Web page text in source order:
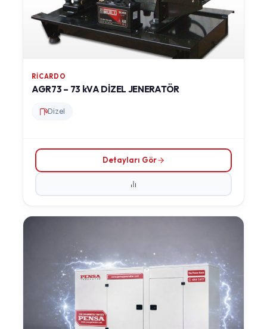
RICARDO
AGR73 – 73 kVA DİZEL JENERATÖR
Dizel
Detayları Gör